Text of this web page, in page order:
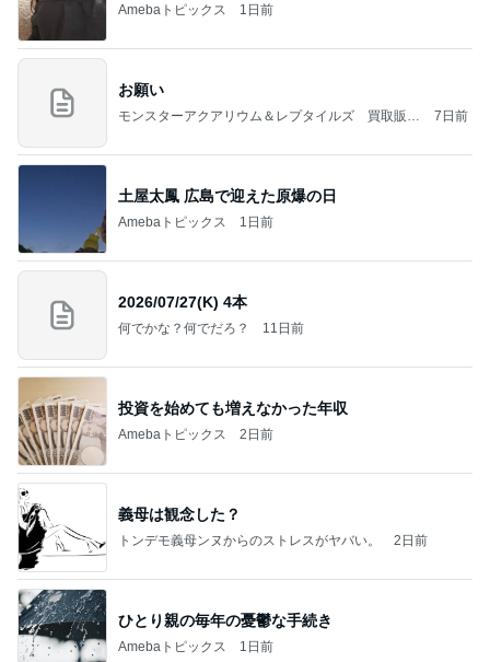
Amebaトピックス 1日前
お願い
モンスターアクアリウム＆レプタイルズ 買取販売
7日前
土屋太鳳 広島で迎えた原爆の日
Amebaトピックス 1日前
2026/07/27(K) 4本
何でかな？何でだろ？ 11日前
投資を始めても増えなかった年収
Amebaトピックス 2日前
義母は観念した？
トンデモ義母ンヌからのストレスがヤバい。 2日前
ひとり親の毎年の憂鬱な手続き
Amebaトピックス 1日前